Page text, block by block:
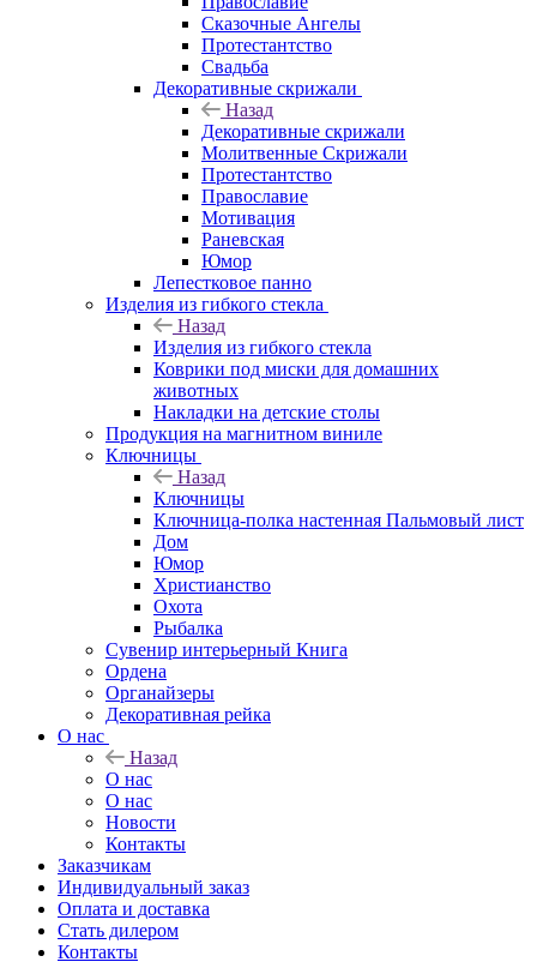
Сказочные Ангелы
Протестантство
Свадьба
Декоративные скрижали
Назад
Декоративные скрижали
Молитвенные Скрижали
Протестантство
Православие
Мотивация
Раневская
Юмор
Лепестковое панно
Изделия из гибкого стекла
Назад
Изделия из гибкого стекла
Коврики под миски для домашних
животных
Накладки на детские столы
Продукция на магнитном виниле
Ключницы
Назад
Ключницы
Ключница-полка настенная Пальмовый лист
Дом
Юмор
Христианство
Охота
Рыбалка
Сувенир интерьерный Книга
Ордена
Органайзеры
Декоративная рейка
О нас
Назад
О нас
О нас
Новости
Контакты
Заказчикам
Индивидуальный заказ
Оплата и доставка
Стать дилером
Контакты